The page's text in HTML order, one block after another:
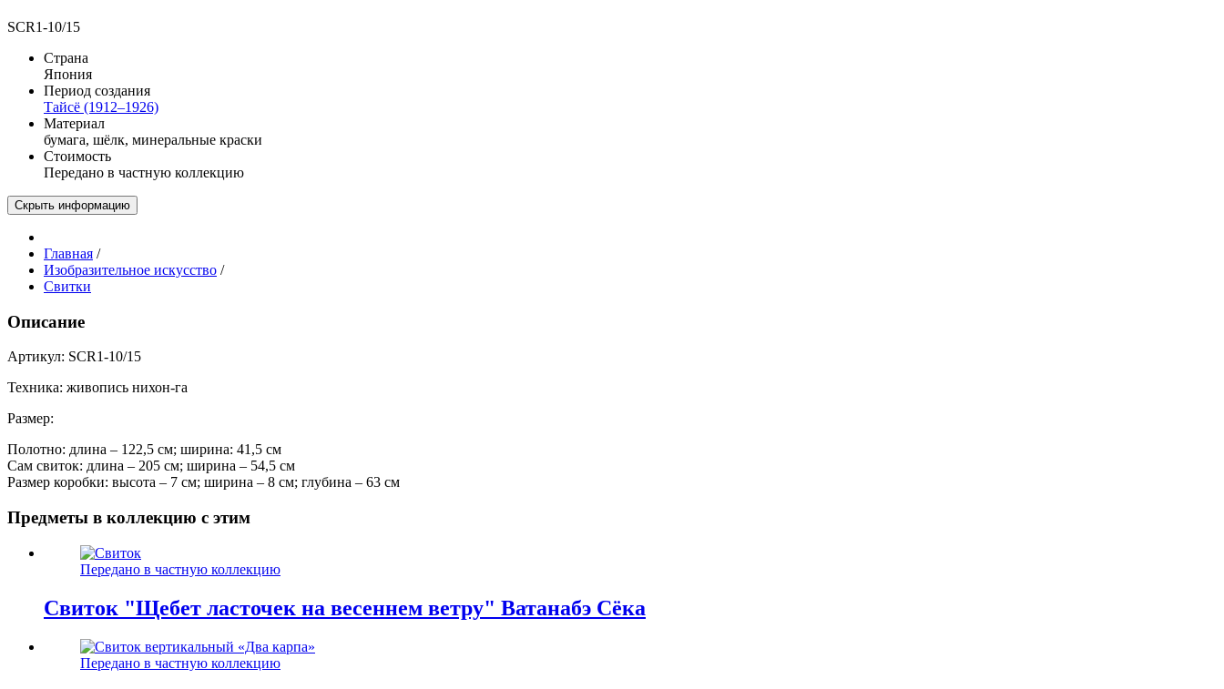
SCR1-10/15
Страна
Япония
Период создания
Тайсё (1912–1926)
Материал
бумага, шёлк, минеральные краски
Стоимость
Передано в частную коллекцию
Скрыть информацию
Главная /
Изобразительное искусство /
Свитки
Описание
Артикул: SCR1-10/15
Техника: живопись нихон-га
Размер:
Полотно: длина – 122,5 см; ширина: 41,5 см
Сам свиток: длина – 205 см; ширина – 54,5 см
Размер коробки: высота – 7 см; ширина – 8 см; глубина – 63 см
Предметы в коллекцию с этим
Передано в частную коллекцию
Свиток "Щебет ласточек на весеннем ветру" Ватанабэ Сёка
Передано в частную коллекцию